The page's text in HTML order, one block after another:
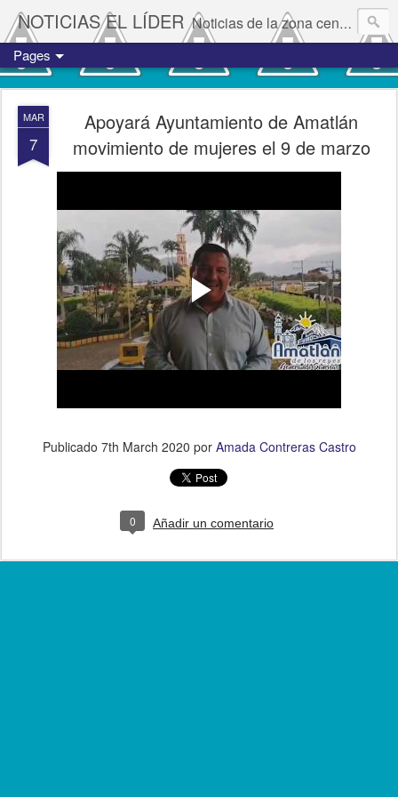
NOTICIAS EL LÍDER Noticias de la zona centro del estado de Veracruz.
Pages
MAR
7
Apoyará Ayuntamiento de Amatlán
movimiento de mujeres el 9 de marzo
Publicado 7th March 2020 por Amada Contreras Castro
0 Añadir un comentario